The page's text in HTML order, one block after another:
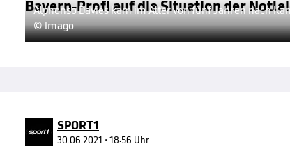
Bayern-Profi auf die Situation der
Alphonso Davies kam im Alter von fünf Jahren nach
© Imago
SPORT1
30.06.2021 • 18:56 Uhr